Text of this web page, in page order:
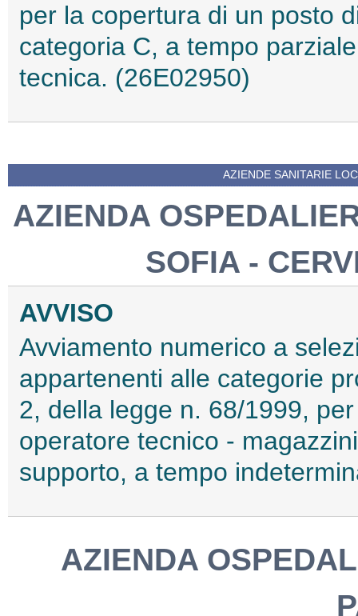
per la copertura di un posto
categoria C, a tempo
tecnica. (26E02950)
AZIENDE SANITARIE
AZIENDA
SOFIA -
AVVISO
Avviamento numerico a
appartenenti alle categorie
2, della legge n. 68/1999,
operatore tecnico -
supporto, a tempo
AZIENDA